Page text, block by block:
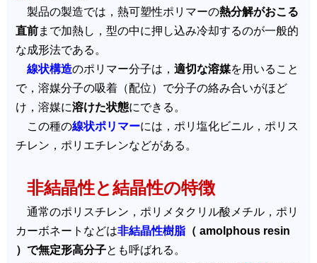
製品の製造では，熱可塑性ポリマーの熱分解がおこる
直前まで加熱し，型の中に押し込み冷却するのが一般的
な成形法である。
線状構造のポリマー分子は， 適切な溶媒を用いること
で，溶媒分子の吸着（配位）で分子の絡み合いがほど
け，溶媒に溶けた状態にできる。
この種の線状ポリマーには，ポリ塩化ビニル，ポリス
チレン，ポリエチレンなどがある。
非結晶性と結晶性の特徴
通常のポリスチレン，ポリメタクリル酸メチル，ポリ
カーボネートなどは非結晶性樹脂 （ amolphous resin
）で無定形高分子とも呼ばれる。